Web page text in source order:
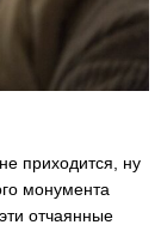
приходится, ну
монумента
отчаянные